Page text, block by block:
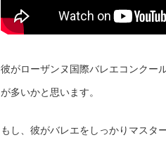
彼がローザンヌ国際バレエコンクー
が多いかと思います。
もし、彼がバレエをしっかりマスタ